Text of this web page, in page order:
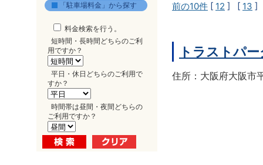
「駐車場料金」から探す
料金検索を行う。
短時間・長時間どちらのご利
用ですか？
平日・休日どちらのご利用で
すか？
時間帯は昼間・夜間どちらの
ご利用ですか？
前の10件 [ 12 ] [ 13 ]
トラストパ
住所：大阪府大阪市